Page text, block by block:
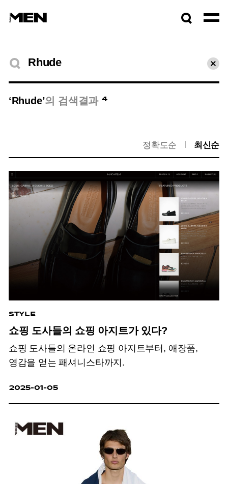
검색결과
초기
‘Rhude’의 검색결과 4
정확도순 최신순
STYLE
쇼핑 도사들의 쇼핑 아지트가 있다?
쇼핑 도사들의 온라인 쇼핑 아지트부터, 애장품,
영감을 얻는 패셔니스타까지.
2025-01-05